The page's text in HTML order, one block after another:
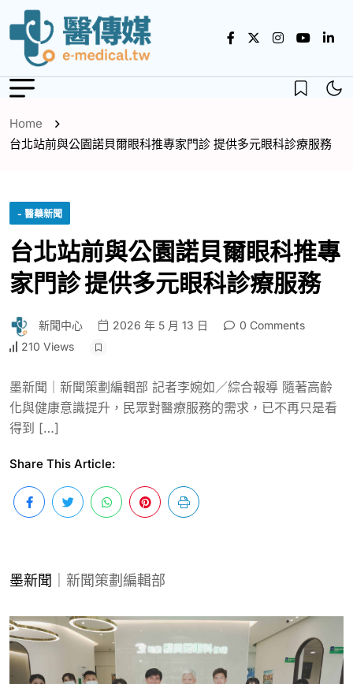
Home
台北站前與公園諾貝爾眼科推專家門診 提供多元眼科診療服務
- 醫藥新聞
台北站前與公園諾貝爾眼科推專
家門診 提供多元眼科診療服務
新聞中心 2026 年 5 月 13 日
0 Comments
210 Views
墨新聞｜新聞策劃編輯部 記者李婉如／綜合報導 隨著高齡
化與健康意識提升，民眾對醫療服務的需求，已不再只是看
得到 […]
Share This Article:
墨新聞 ｜新聞策劃編輯部